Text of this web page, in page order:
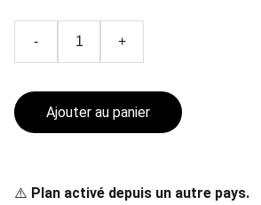
- +
Ajouter au panier
⚠️ Plan activé depuis un autre pays.